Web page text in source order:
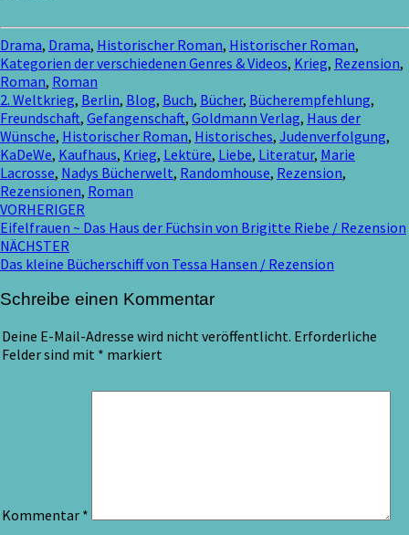
Drama, Drama, Historischer Roman, Historischer Roman,
Kategorien der verschiedenen Genres & Videos, Krieg, Rezension,
Roman, Roman
2. Weltkrieg, Berlin, Blog, Buch, Bücher, Bücherempfehlung,
Freundschaft, Gefangenschaft, Goldmann Verlag, Haus der
Wünsche, Historischer Roman, Historisches, Judenverfolgung,
KaDeWe, Kaufhaus, Krieg, Lektüre, Liebe, Literatur, Marie
Lacrosse, Nadys Bücherwelt, Randomhouse, Rezension,
Rezensionen, Roman
Beitragsnavigation
VORHERIGER
Eifelfrauen ~ Das Haus der Füchsin von Brigitte Riebe / Rezension
NÄCHSTER
Das kleine Bücherschiff von Tessa Hansen / Rezension
Schreibe einen Kommentar
Deine E-Mail-Adresse wird nicht veröffentlicht. Erforderliche
Felder sind mit * markiert
Kommentar *